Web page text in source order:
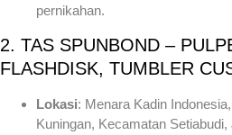
pernikahan.
2. TAS SPUNBOND –
FLASHDISK, TUMBLER
Lokasi: Menara Kadin
Kuningan, Kecamatan